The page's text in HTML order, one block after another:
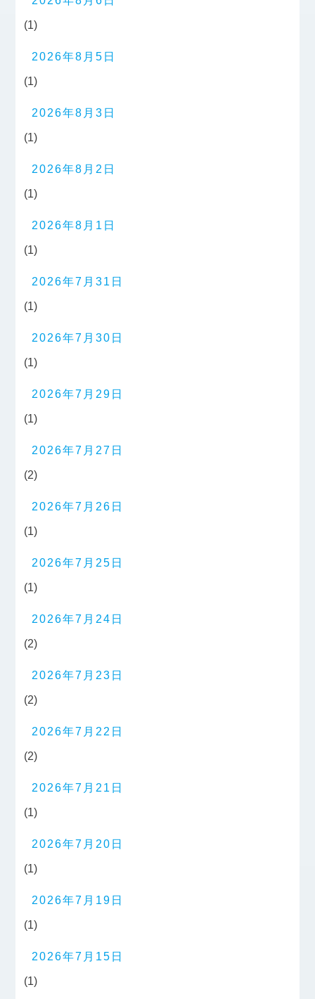
(1)
2026年8月5日
(1)
2026年8月3日
(1)
2026年8月2日
(1)
2026年8月1日
(1)
2026年7月31日
(1)
2026年7月30日
(1)
2026年7月29日
(1)
2026年7月27日
(2)
2026年7月26日
(1)
2026年7月25日
(1)
2026年7月24日
(2)
2026年7月23日
(2)
2026年7月22日
(2)
2026年7月21日
(1)
2026年7月20日
(1)
2026年7月19日
(1)
2026年7月15日
(1)